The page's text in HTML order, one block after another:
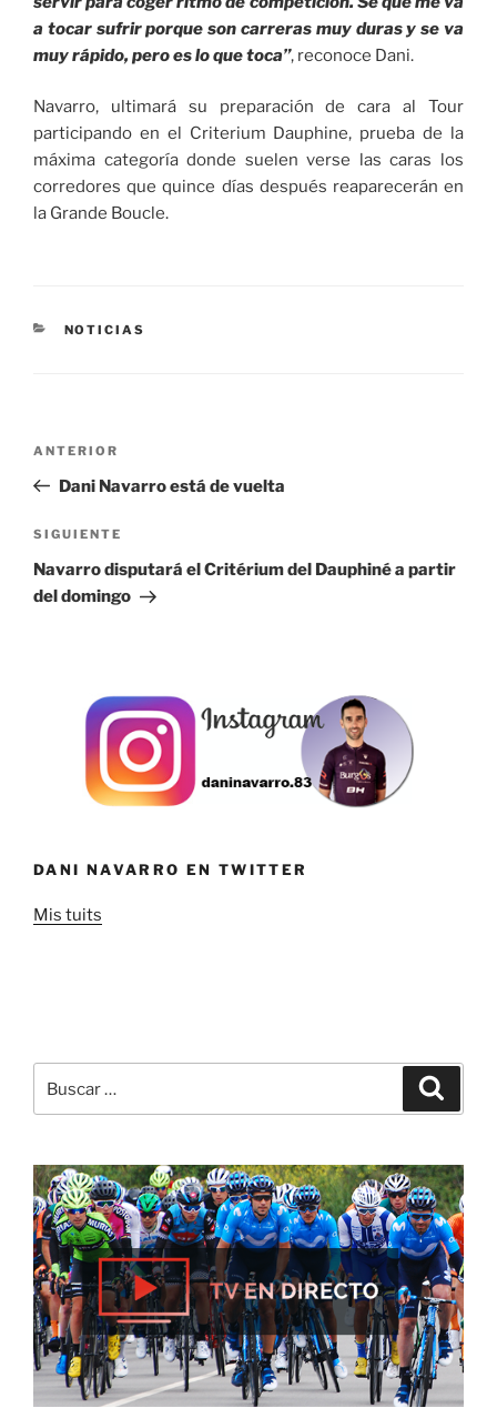
a tocar sufrir porque son carreras muy duras y se va
muy rápido, pero es lo que toca”, reconoce Dani.
Navarro, ultimará su preparación de cara al Tour
participando en el Criterium Dauphine, prueba de la
máxima categoría donde suelen verse las caras los
corredores que quince días después reaparecerán en
la Grande Boucle.
CATEGORÍAS
NOTICIAS
entradas
Entrada
anterior:
ANTERIOR
Dani Navarro está de vuelta
Siguiente
entrada
SIGUIENTE
Navarro disputará el Critérium del Dauphiné a partir
del domingo
DANI NAVARRO EN TWITTER
Mis tuits
por: